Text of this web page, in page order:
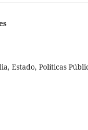
Estado, Políticas